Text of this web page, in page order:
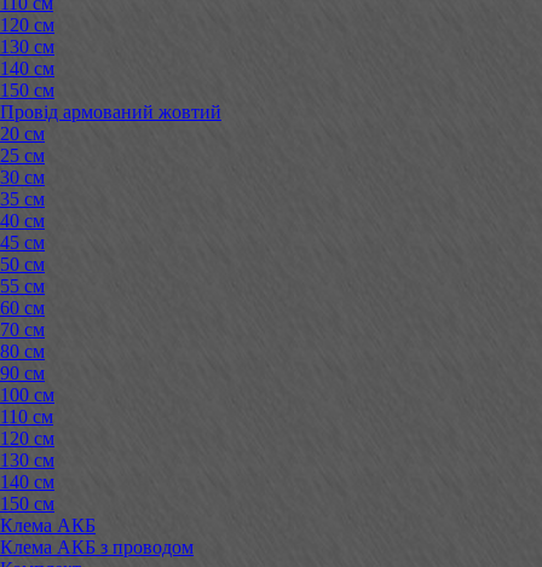
120 см
130 см
140 см
150 см
Провід армований жовтий
20 см
25 см
30 см
35 см
40 см
45 см
50 см
55 см
60 см
70 см
80 см
90 см
100 см
110 см
120 см
130 см
140 см
150 см
Клема АКБ
Клема АКБ з проводом